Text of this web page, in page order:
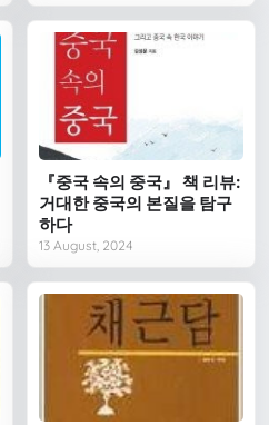
『중국 속의 중국』 책 리뷰:
거대한 중국의 본질을 탐구
하다
13 August, 2024